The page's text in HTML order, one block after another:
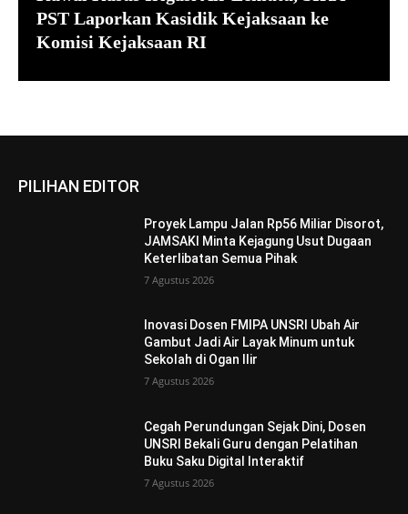
PST Laporkan Kasidik Kejaksaan ke
Komisi Kejaksaan RI
PILIHAN EDITOR
Proyek Lampu Jalan Rp56 Miliar Disorot,
JAMSAKI Minta Kejagung Usut Dugaan
Keterlibatan Semua Pihak
7 Agustus 2026
Inovasi Dosen FMIPA UNSRI Ubah Air
Gambut Jadi Air Layak Minum untuk
Sekolah di Ogan Ilir
7 Agustus 2026
Cegah Perundungan Sejak Dini, Dosen
UNSRI Bekali Guru dengan Pelatihan
Buku Saku Digital Interaktif
7 Agustus 2026